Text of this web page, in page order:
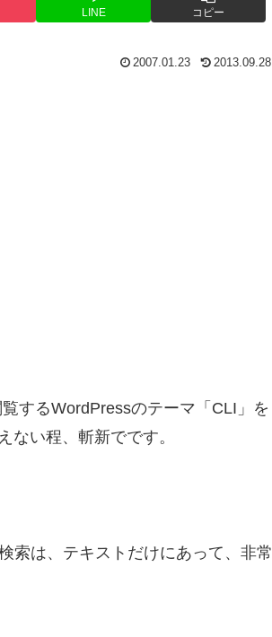
LINE コピー
2007.01.23 2013.09.28
するWordPressのテーマ「CLI」を
ない程、斬新でです。
索は、テキストだけにあって、非常